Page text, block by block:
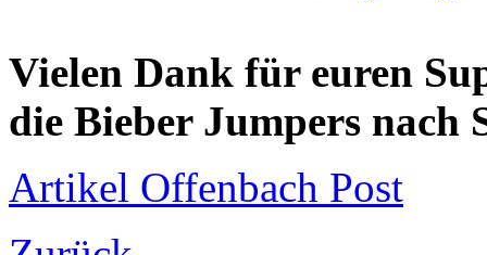
Vielen Dank für euren
die Bieber Jumpers nach
Artikel Offenbach Post